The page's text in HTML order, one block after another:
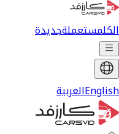
الكلمستعملةجديدة
Englishالعربية